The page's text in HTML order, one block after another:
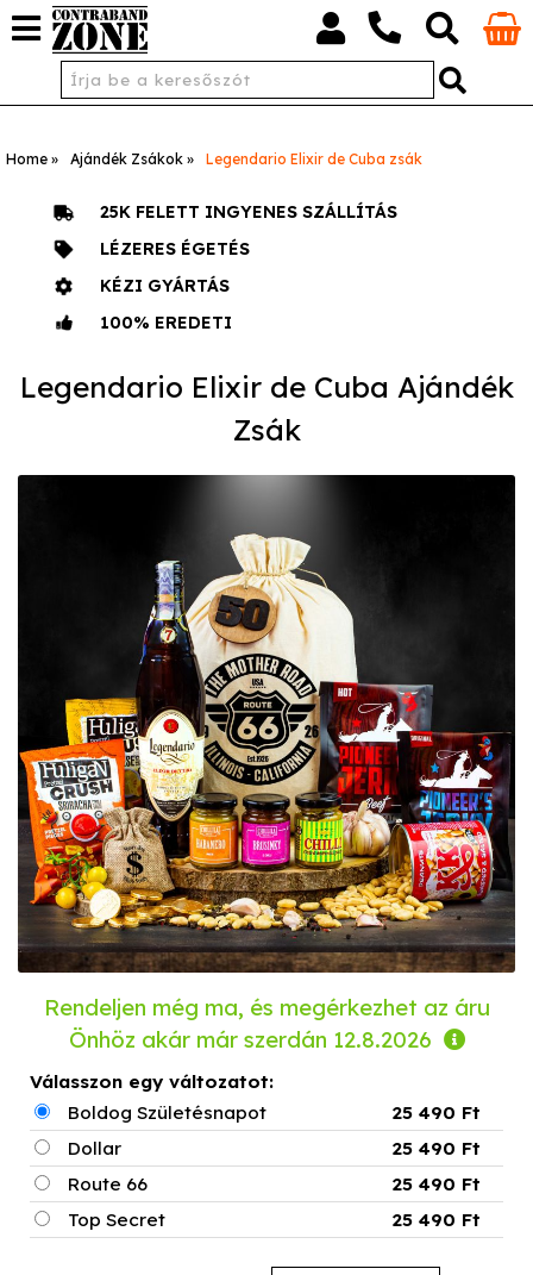
Home Ajándék Zsákok Legendario Elixir de Cuba zsák
25K FELETT INGYENES SZÁLLÍTÁS
LÉZERES ÉGETÉS
KÉZI GYÁRTÁS
100% EREDETI
Legendario Elixir de Cuba Ajándék
Zsák
Rendeljen még ma, és megérkezhet az áru
Önhöz akár már szerdán 12.8.2026
Válasszon egy változatot:
Boldog Születésnapot
25 490 Ft
Dollar
25 490 Ft
Route 66
25 490 Ft
Top Secret
25 490 Ft